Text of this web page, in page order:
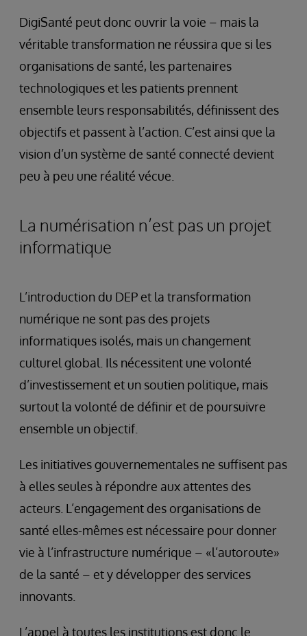
DigiSanté peut donc ouvrir la voie – mais la
véritable transformation ne réussira que si les
organisations de santé, les partenaires
technologiques et les patients prennent
ensemble leurs responsabilités, définissent des
objectifs et passent à l’action. C’est ainsi que la
vision d’un système de santé connecté devient
peu à peu une réalité vécue.
La numérisation n’est pas un projet
informatique
L’introduction du DEP et la transformation
numérique ne sont pas des projets
informatiques isolés, mais un changement
culturel global. Ils nécessitent une volonté
d’investissement et un soutien politique, mais
surtout la volonté de définir et de poursuivre
ensemble un objectif.
Les initiatives gouvernementales ne suffisent pas
à elles seules à répondre aux attentes des
acteurs. L’engagement des organisations de
santé elles-mêmes est nécessaire pour donner
vie à l’infrastructure numérique – «l’autoroute»
de la santé – et y développer des services
innovants.
L’appel à toutes les institutions est donc le